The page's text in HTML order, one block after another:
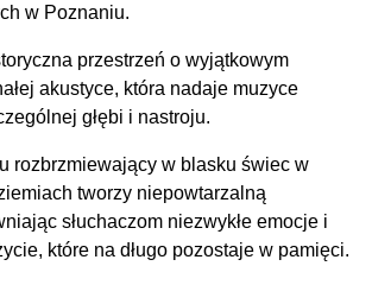
w Poznaniu.
przestrzeń o wyjątkowym
akustyce, która nadaje muzyce
głębi i nastroju.
rozbrzmiewający w blasku świec w
tworzy niepowtarzalną
słuchaczom niezwykłe emocje i
które na długo pozostaje w pamięci.